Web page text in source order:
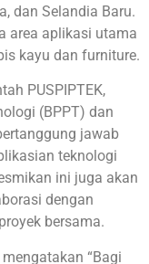
dan Selandia Baru.
area aplikasi utama
kayu dan furniture.
PUSPIPTEK,
(BPPT) dan
jawab
teknologi
ini juga akan
dengan
bersama.
“Bagi